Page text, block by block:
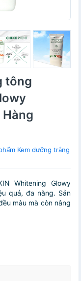
tông
Kem dưỡng trắng
Whitening Glowy
quả, đa năng. Sản
màu mà còn nâng